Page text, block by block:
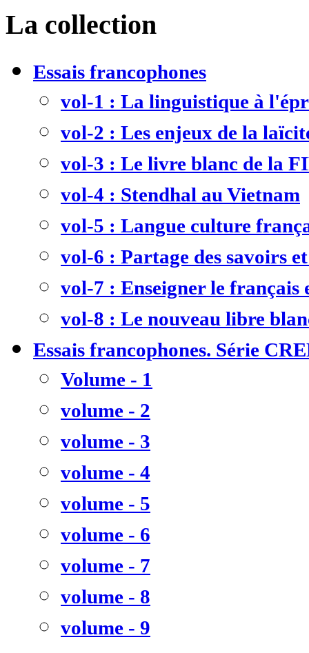
La collection
Essais francophones
vol-1 : La linguistique à
vol-2 : Les enjeux de la
vol-3 : Le livre blanc de la
vol-4 : Stendhal au Vietnam
vol-5 : Langue culture
vol-6 : Partage des savoirs
vol-7 : Enseigner le
vol-8 : Le nouveau libre
Essais francophones. Série
Volume - 1
volume - 2
volume - 3
volume - 4
volume - 5
volume - 6
volume - 7
volume - 8
volume - 9